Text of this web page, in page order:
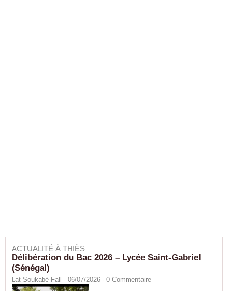
ACTUALITÉ À THIÈS
Délibération du Bac 2026 – Lycée Saint-Gabriel
(Sénégal)
Lat Soukabé Fall - 06/07/2026 - 0 Commentaire